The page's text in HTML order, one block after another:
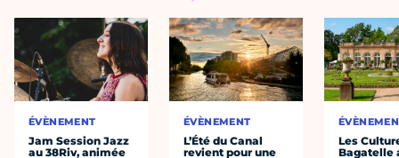
ÉVÈNEMENT
Jam Session Jazz
au 38Riv, animée
ÉVÈNEMENT
L’Été du Canal
revient pour une
Les
Bagatelle